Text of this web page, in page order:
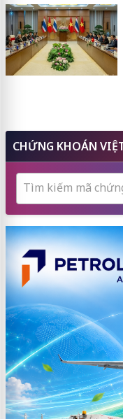
CHỨNG KHOÁN
Tìm kiếm mã